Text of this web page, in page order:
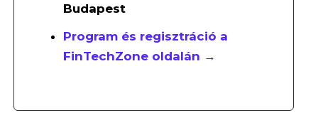
Budapest
Program és regisztráció a
FinTechZone oldalán →